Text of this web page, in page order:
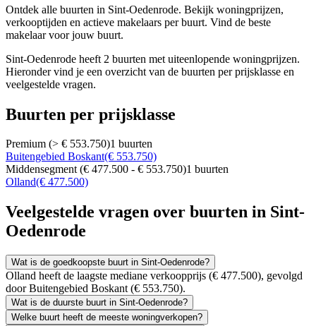
Ontdek alle buurten in Sint-Oedenrode. Bekijk woningprijzen,
verkooptijden en actieve makelaars per buurt. Vind de beste
makelaar voor jouw buurt.
Sint-Oedenrode heeft 2 buurten met uiteenlopende woningprijzen.
Hieronder vind je een overzicht van de buurten per prijsklasse en
veelgestelde vragen.
Buurten per prijsklasse
Premium (> € 553.750)1 buurten
Buitengebied Boskant(€ 553.750)
Middensegment (€ 477.500 - € 553.750)1 buurten
Olland(€ 477.500)
Veelgestelde vragen over buurten in Sint-
Oedenrode
Wat is de goedkoopste buurt in Sint-Oedenrode?
Olland heeft de laagste mediane verkoopprijs (€ 477.500), gevolgd
door Buitengebied Boskant (€ 553.750).
Wat is de duurste buurt in Sint-Oedenrode?
Welke buurt heeft de meeste woningverkopen?